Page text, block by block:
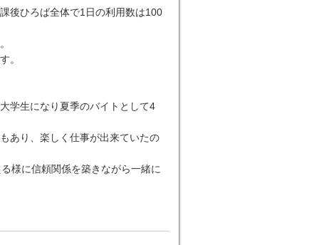
後ひろば全体で1日の利用数は100
。
学生になり夏季のバイトとして4
あり、楽しく仕事が出来ていたの
様に信頼関係を築きながら一緒に